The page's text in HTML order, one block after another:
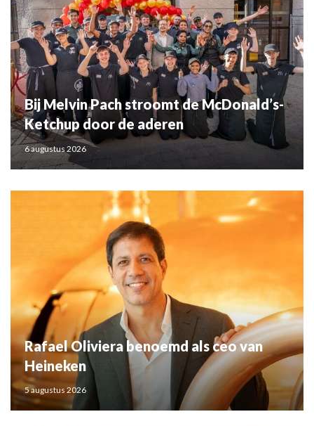
Bij Melvin Pach stroomt de McDonald’s-
Ketchup door de aderen
6 augustus 2026
Rafael Oliviera benoemd als ceo van
Heineken
5 augustus 2026